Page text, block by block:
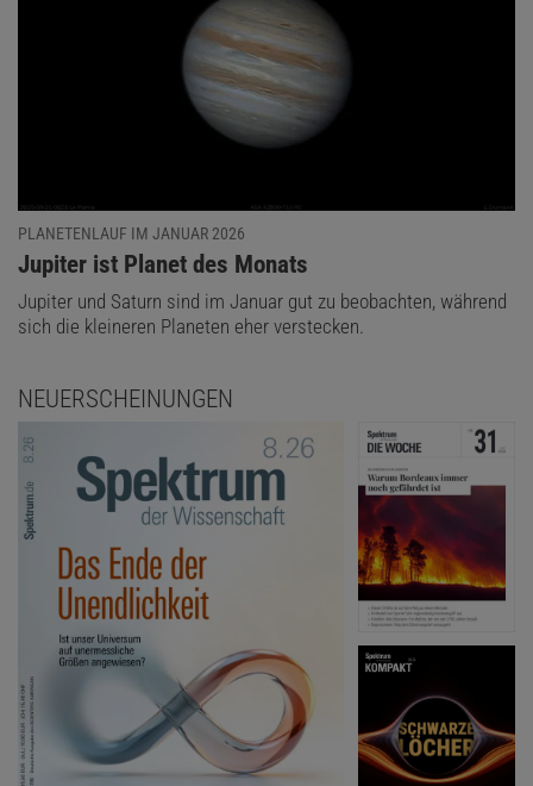
PLANETENLAUF IM JANUAR 2026
:
Jupiter ist Planet des Monats
Jupiter und Saturn sind im Januar gut zu beobachten, während
sich die kleineren Planeten eher verstecken.
NEUERSCHEINUNGEN